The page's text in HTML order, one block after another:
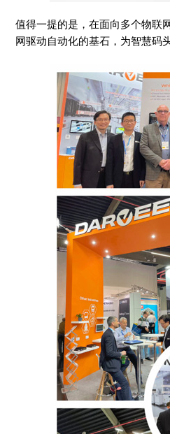
值得一提的是，在面向多个物联
网驱动自动化的基石，为智慧码